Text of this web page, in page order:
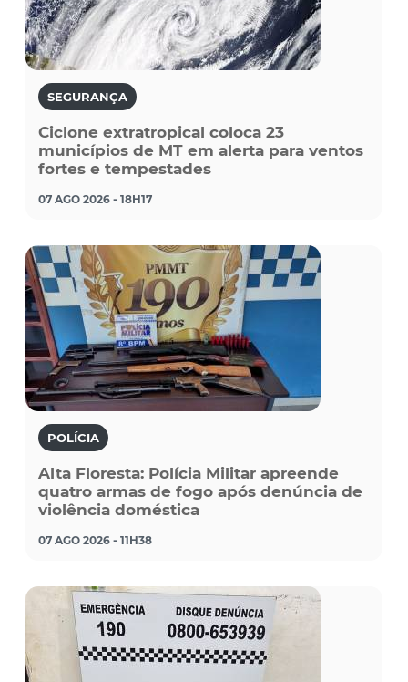
SEGURANÇA
Ciclone extratropical coloca 23
municípios de MT em alerta para ventos
fortes e tempestades
07 AGO 2026 - 18H17
POLÍCIA
Alta Floresta: Polícia Militar apreende
quatro armas de fogo após denúncia de
violência doméstica
07 AGO 2026 - 11H38